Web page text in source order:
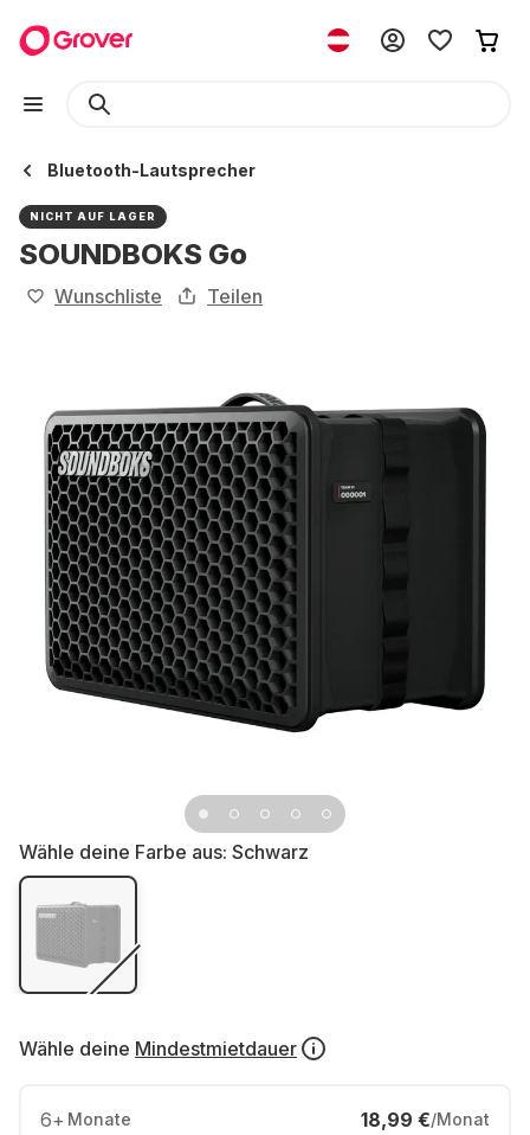
Bluetooth-Lautsprecher
NICHT AUF LAGER
SOUNDBOKS Go
Wunschliste Teilen
Wähle deine Farbe aus: Schwarz
Wähle deine Mindestmietdauer
6+ Monate 18,99 €/Monat